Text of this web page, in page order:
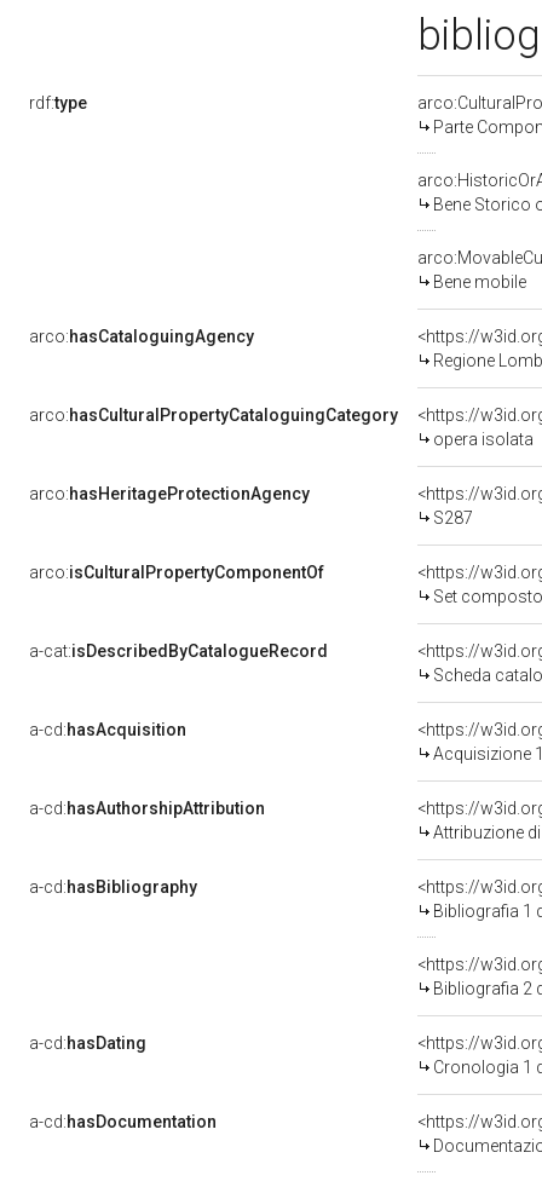
rdf:type
Parte
Bene Storico
Bene mobile
arco:hasCataloguingAgency
<https://
Regione
arco:hasCulturalPropertyCataloguingCategory
<https://
opera isolata
arco:hasHeritageProtectionAgency
<https://
S287
arco:isCulturalPropertyComponentOf
<https://
Set composto da inro,
a-cat:isDescribedByCatalogueRecord
<https://
Scheda
a-cd:hasAcquisition
<https://
Acquisizione
a-cd:hasAuthorshipAttribution
Attribuzione
a-cd:hasBibliography
<https://
Bibliografia 1
<https://
Bibliografia 2
a-cd:hasDating
<https://
Cronologia 1
a-cd:hasDocumentation